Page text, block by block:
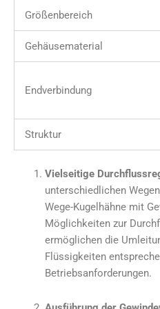
Größenbereich
Gehäusematerial
Endverbindung
Struktur
Vielseitige
unterschiedlichen
Wege-Kugelhähne mit
Möglichkeiten zur
ermöglichen die
Flüssigkeiten
Betriebsanforderungen.